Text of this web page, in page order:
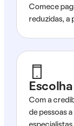
Comece
reduzidas, a
Com a
de pessoas